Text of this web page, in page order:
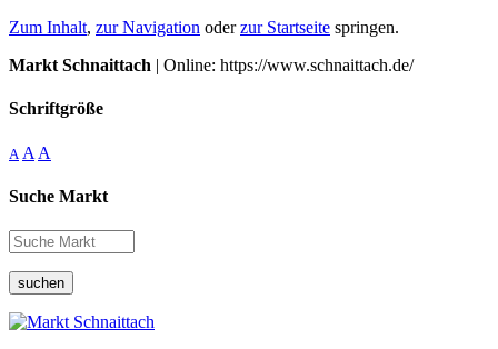
Zum Inhalt, zur Navigation oderzur Startseite springen.
Markt Schnaittach | Online: https://www.schnaittach.de/
Schriftgröße
A A A
Suche Markt
suchen